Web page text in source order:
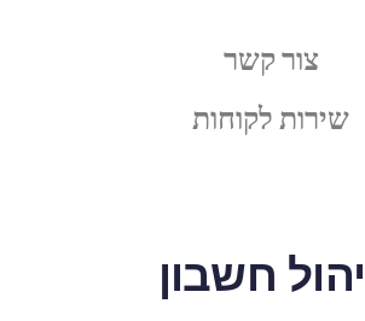
צור קשר
שירות לקוחות
חשבון